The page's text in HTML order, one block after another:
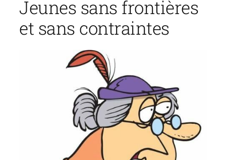
Jeunes sans frontières
et sans contraintes